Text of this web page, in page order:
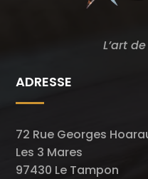
L’art
ADRESSE
72 Rue Georges
Les 3 Mares
97430 Le Tampon